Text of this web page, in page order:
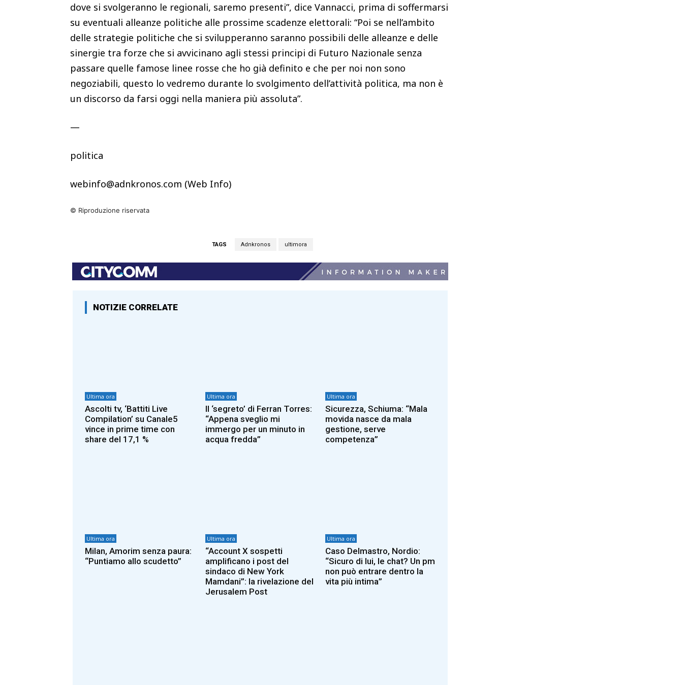
dove si svolgeranno le regionali, saremo presenti”, dice Vannacci, prima di soffermarsi
su eventuali alleanze politiche alle prossime scadenze elettorali: “Poi se nell’ambito
delle strategie politiche che si svilupperanno saranno possibili delle alleanze e delle
sinergie tra forze che si avvicinano agli stessi principi di Futuro Nazionale senza
passare quelle famose linee rosse che ho già definito e che per noi non sono
negoziabili, questo lo vedremo durante lo svolgimento dell’attività politica, ma non è
un discorso da farsi oggi nella maniera più assoluta”.
—
politica
webinfo@adnkronos.com (Web Info)
© Riproduzione riservata
TAGS Adnkronos ultimora
NOTIZIE CORRELATE
Ultima ora
Ascolti tv, ‘Battiti Live
Compilation’ su Canale5
vince in prime time con
share del 17,1 %
Ultima ora
Il ‘segreto’ di Ferran Torres:
“Appena sveglio mi
immergo per un minuto in
acqua fredda”
Ultima ora
Sicurezza, Schiuma: “Mala
movida nasce da mala
gestione, serve
competenza”
Ultima ora
Milan, Amorim senza paura:
“Puntiamo allo scudetto”
Ultima ora
“Account X sospetti
amplificano i post del
sindaco di New York
Mamdani”: la rivelazione del
Jerusalem Post
Ultima ora
Caso Delmastro, Nordio:
“Sicuro di lui, le chat? Un pm
non può entrare dentro la
vita più intima”